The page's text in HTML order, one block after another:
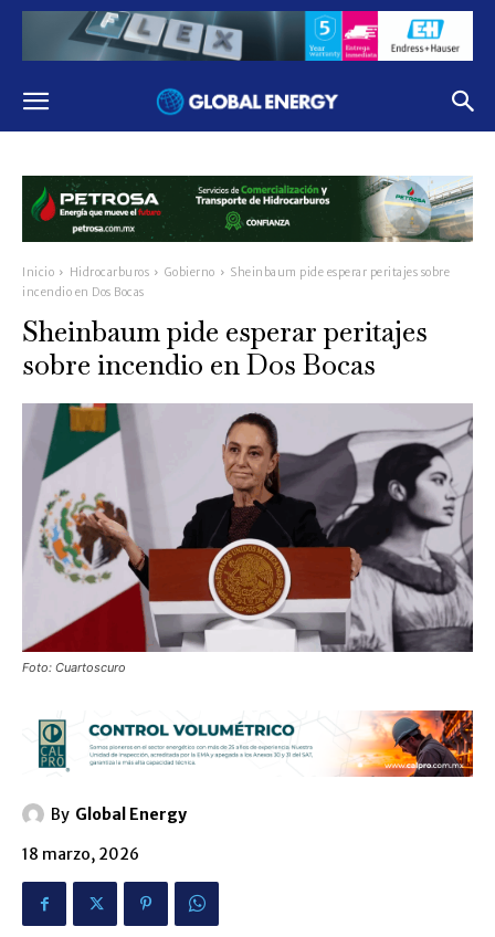
Inicio Hidrocarburos Gobierno
Sheinbaum pide esperar peritajes sobre
incendio en Dos Bocas
Sheinbaum pide esperar peritajes
sobre incendio en Dos Bocas
Foto: Cuartoscuro
By Global Energy
18 marzo, 2026